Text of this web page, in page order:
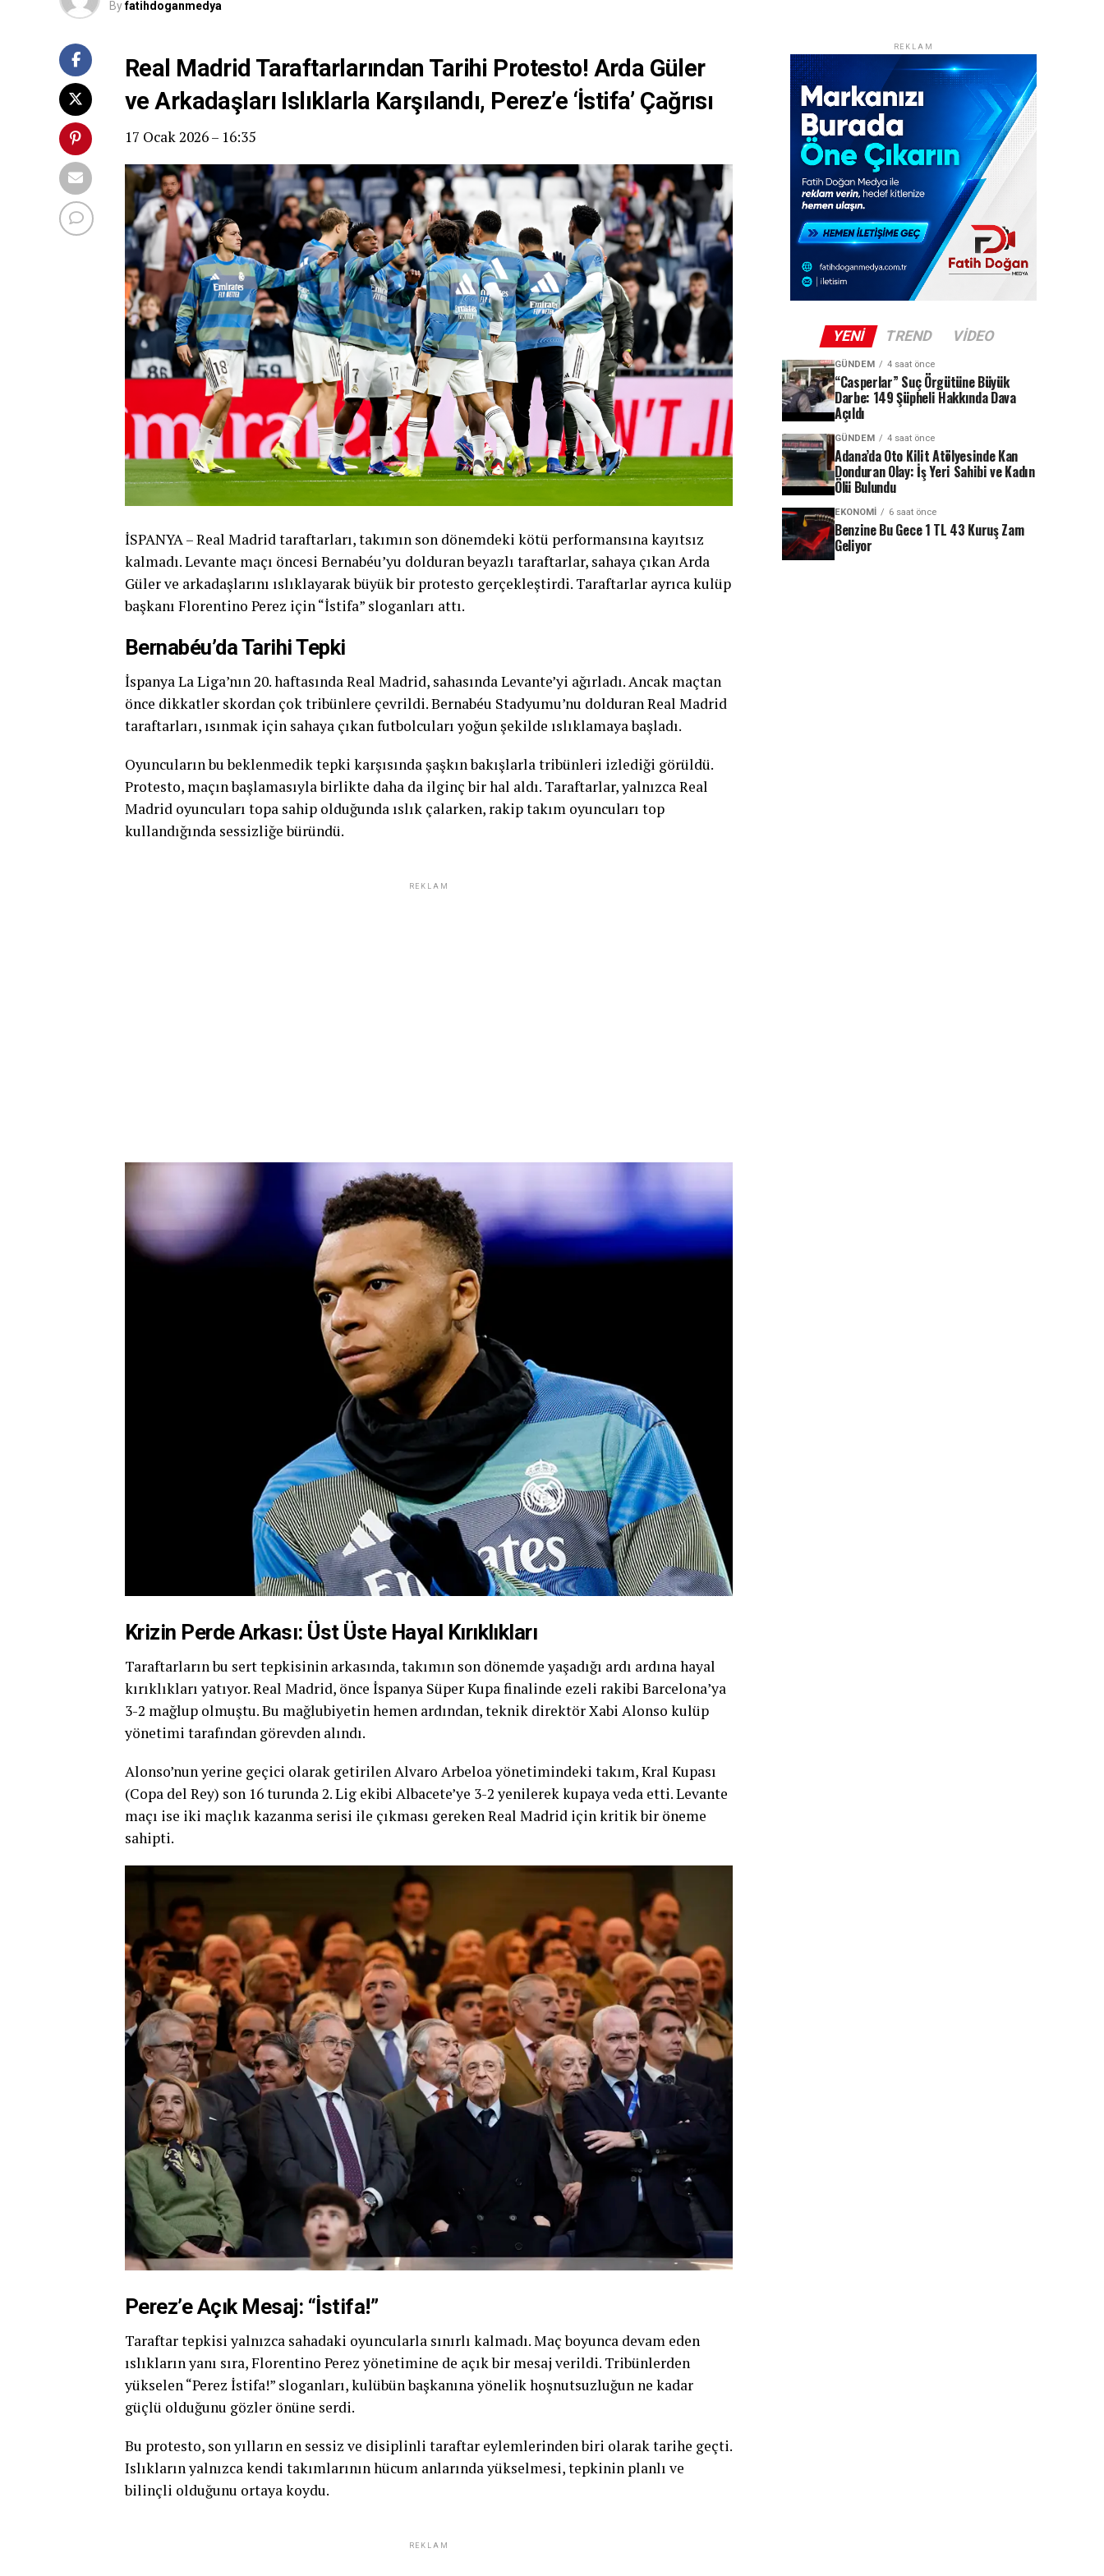
Byfatihdoganmedya
Real Madrid Taraftarlarından Tarihi Protesto! Arda Güler
ve Arkadaşları Islıklarla Karşılandı, Perez’e ‘İstifa’ Çağrısı
17 Ocak 2026 – 16:35
İSPANYA – Real Madrid taraftarları, takımın son dönemdeki kötü performansına kayıtsız
kalmadı. Levante maçı öncesi Bernabéu’yu dolduran beyazlı taraftarlar, sahaya çıkan Arda
Güler ve arkadaşlarını ıslıklayarak büyük bir protesto gerçekleştirdi. Taraftarlar ayrıca kulüp
başkanı Florentino Perez için “İstifa” sloganları attı.
Bernabéu’da Tarihi Tepki
İspanya La Liga’nın 20. haftasında Real Madrid, sahasında Levante’yi ağırladı. Ancak maçtan
önce dikkatler skordan çok tribünlere çevrildi. Bernabéu Stadyumu’nu dolduran Real Madrid
taraftarları, ısınmak için sahaya çıkan futbolcuları yoğun şekilde ıslıklamaya başladı.
Oyuncuların bu beklenmedik tepki karşısında şaşkın bakışlarla tribünleri izlediği görüldü.
Protesto, maçın başlamasıyla birlikte daha da ilginç bir hal aldı. Taraftarlar, yalnızca Real
Madrid oyuncuları topa sahip olduğunda ıslık çalarken, rakip takım oyuncuları top
kullandığında sessizliğe büründü.
REKLAM
Krizin Perde Arkası: Üst Üste Hayal Kırıklıkları
Taraftarların bu sert tepkisinin arkasında, takımın son dönemde yaşadığı ardı ardına hayal
kırıklıkları yatıyor. Real Madrid, önce İspanya Süper Kupa finalinde ezeli rakibi Barcelona’ya
3-2 mağlup olmuştu. Bu mağlubiyetin hemen ardından, teknik direktör Xabi Alonso kulüp
yönetimi tarafından görevden alındı.
Alonso’nun yerine geçici olarak getirilen Alvaro Arbeloa yönetimindeki takım, Kral Kupası
(Copa del Rey) son 16 turunda 2. Lig ekibi Albacete’ye 3-2 yenilerek kupaya veda etti. Levante
maçı ise iki maçlık kazanma serisi ile çıkması gereken Real Madrid için kritik bir öneme
sahipti.
Perez’e Açık Mesaj: “İstifa!”
Taraftar tepkisi yalnızca sahadaki oyuncularla sınırlı kalmadı. Maç boyunca devam eden
ıslıkların yanı sıra, Florentino Perez yönetimine de açık bir mesaj verildi. Tribünlerden
yükselen “Perez İstifa!” sloganları, kulübün başkanına yönelik hoşnutsuzluğun ne kadar
güçlü olduğunu gözler önüne serdi.
Bu protesto, son yılların en sessiz ve disiplinli taraftar eylemlerinden biri olarak tarihe geçti.
Islıkların yalnızca kendi takımlarının hücum anlarında yükselmesi, tepkinin planlı ve
bilinçli olduğunu ortaya koydu.
REKLAM
REKLAM
YENI TREND VIDEO
GÜNDEM 4 saat önce
“Casperlar” Suç Örgütüne Büyük
Darbe: 149 Şüpheli Hakkında Dava
Açıldı
GÜNDEM 4 saat önce
Adana’da Oto Kilit Atölyesinde Kan
Donduran Olay: İş Yeri Sahibi ve Kadın
Ölü Bulundu
EKONOMI 6 saat önce
Benzine Bu Gece 1 TL 43 Kuruş Zam
Geliyor